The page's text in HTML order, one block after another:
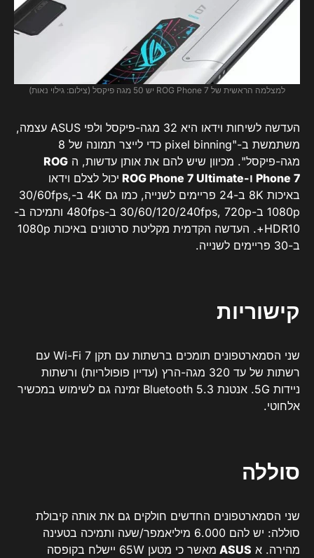
למצלמה הראשית של ROG Phone 7 יש 50 מגה פיקסל (צילום: גילוי נאות)
העדשה לשיחות וידאו היא 32 מגה-פיקסל ולפי ASUS עצמה,
משתמשת ב-"pixel binning כדי לייצר תמונה של 8
מגה-פיקסל". מכיוון שיש להם את אותן עדשות, ה ROG
Phone 7 ו-ROG Phone 7 Ultimate
יכול לצלם וידאו
באיכות 8K ב-24 פריימים לשנייה, כמו גם 4K ב-30/60fps,
1080p ב-30/60/120/240fps, 720p ב-480fps ותמיכה ב-
HDR10+. העדשה הקדמית מקליטת סרטונים באיכות 1080p
ב-30 פריימים לשנייה.
קישוריות
שני הסמארטפונים תומכים ברשתות עם תקן Wi-Fi 7 עם
רשתות של עד 320 מגה-הרץ (עדיין פופולריות) ורשתות
ניידות 5G. אנטנת Bluetooth 5.3 זמינה גם לשימוש במכשיר
אלחוטי.
סוללה
שני הסמארטפונים החדשים חולקים גם את אותה קיבולת
סוללה: יש להם 6.000 מיליאמפר/שעה ותמיכה בטעינה
מהירה. א ASUS
מאשר כי מטען 65W יישלח בקופסה